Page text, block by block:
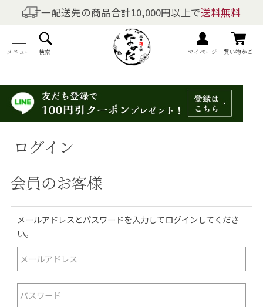
一配送先の商品合計10,000円以上で送料無料
メニュー 検索 マイページ 買い物かご
商品を探す
全商品一覧
梅干しの商品一覧
梅酒の商品一覧
梅製品・その他の商品一覧
メニュー
トップページ
マイページ
ご案内
ログイン
会員のお客様
メールアドレスとパスワードを入力してログインしてくださ
い。